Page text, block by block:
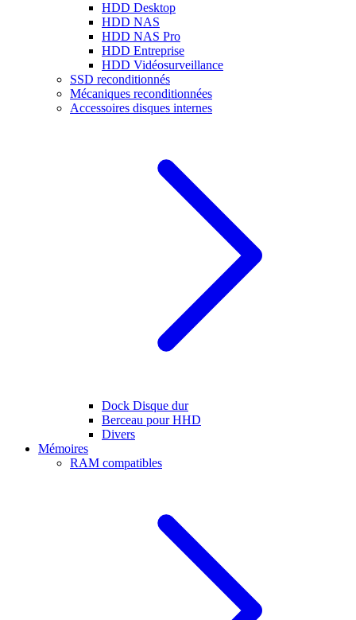
HDD Desktop
HDD NAS
HDD NAS Pro
HDD Entreprise
HDD Vidéosurveillance
SSD reconditionnés
Mécaniques reconditionnées
Accessoires disques internes
Dock Disque dur
Berceau pour HHD
Divers
Mémoires
RAM compatibles